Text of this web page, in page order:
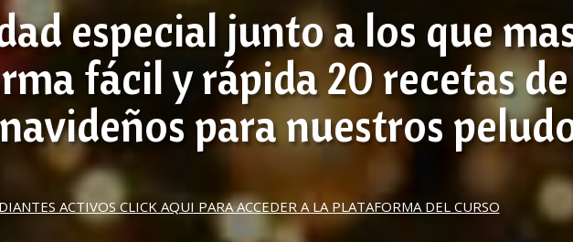
especial junto a los que
fácil y rápida 20 recetas
para nuestros
ACTIVOS CLICK AQUI PARA ACCEDER A LA PLATAFORMA DEL CURSO